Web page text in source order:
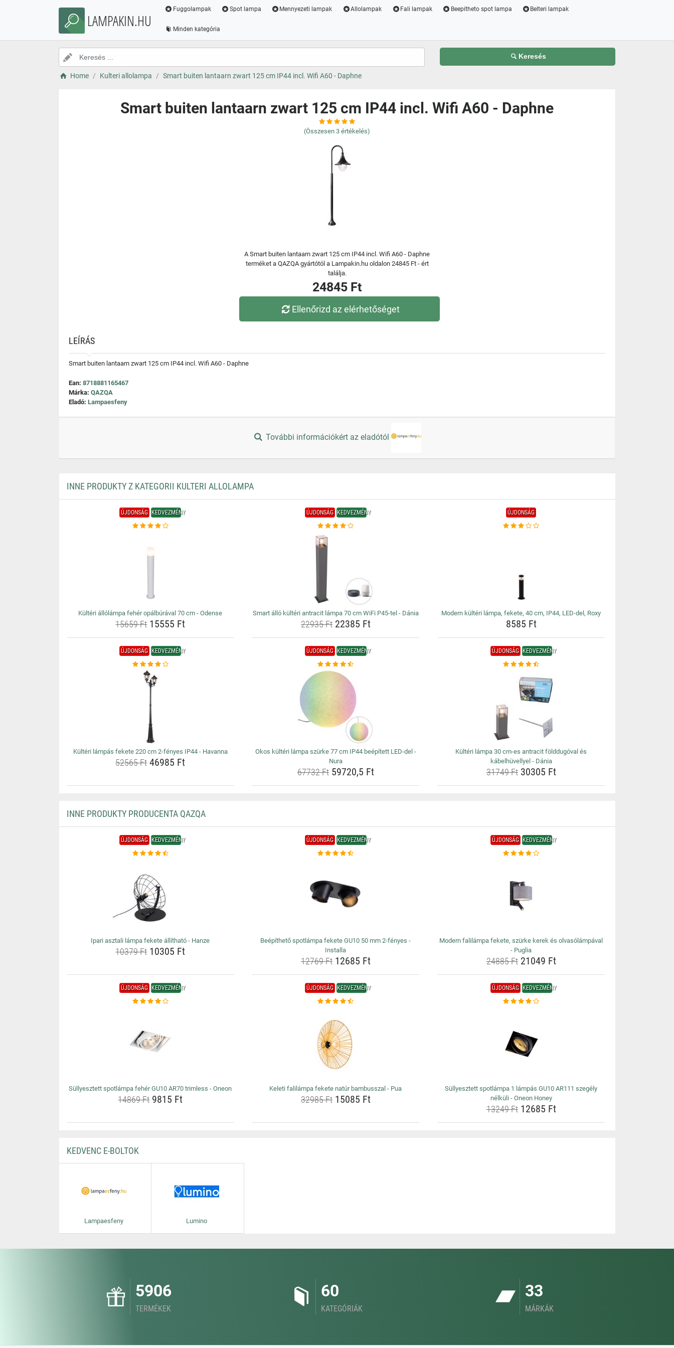
LAMPAKIN.HU
Fuggolampak Spot lampa Mennyezeti lampak Allolampak Fali lampak Beepitheto spot lampa Belteri lampak
Minden kategória
Keresés
Home Kulteri allolampa Smart buiten lantaarn zwart 125 cm IP44 incl. Wifi A60 - Daphne
Smart buiten lantaarn zwart 125 cm IP44 incl. Wifi A60 - Daphne
(Összesen 3 értékelés)
A Smart buiten lantaarn zwart 125 cm IP44 incl. Wifi A60 - Daphne
terméket a QAZQA gyártótól a Lampakin.hu oldalon 24845 Ft - ért
találja.
24845 Ft
Ellenőrizd az elérhetőséget
LEÍRÁS
Smart buiten lantaarn zwart 125 cm IP44 incl. Wifi A60 - Daphne
Ean: 8718881165467
Márka: QAZQA
Eladó: Lampaesfeny
További információkért az eladótól
INNE PRODUKTY Z KATEGORII KULTERI ALLOLAMPA
ÚJDONSÁG KEDVEZMÉNY
Kültéri állólámpa fehér opálbúrával 70 cm - Odense
15659 Ft15555 Ft
ÚJDONSÁG KEDVEZMÉNY
Smart álló kültéri antracit lámpa 70 cm WiFi P45-tel - Dánia
22935 Ft22385 Ft
ÚJDONSÁG
Modern kültéri lámpa, fekete, 40 cm, IP44, LED-del, Roxy
8585 Ft
ÚJDONSÁG KEDVEZMÉNY
Kültéri lámpás fekete 220 cm 2-fényes IP44 - Havanna
52565 Ft46985 Ft
ÚJDONSÁG KEDVEZMÉNY
Okos kültéri lámpa szürke 77 cm IP44 beépített LED-del -
Nura
67732 Ft59720,5 Ft
ÚJDONSÁG KEDVEZMÉNY
Kültéri lámpa 30 cm-es antracit földdugóval és
kábelhüvellyel - Dánia
31749 Ft30305 Ft
INNE PRODUKTY PRODUCENTA QAZQA
ÚJDONSÁG KEDVEZMÉNY
Ipari asztali lámpa fekete állítható - Hanze
10379 Ft10305 Ft
ÚJDONSÁG KEDVEZMÉNY
Beépíthető spotlámpa fekete GU10 50 mm 2-fényes -
Installa
12769 Ft12685 Ft
ÚJDONSÁG KEDVEZMÉNY
Modern falilámpa fekete, szürke kerek és olvasólámpával
- Puglia
24885 Ft21049 Ft
ÚJDONSÁG KEDVEZMÉNY
Süllyesztett spotlámpa fehér GU10 AR70 trimless - Oneon
14869 Ft9815 Ft
ÚJDONSÁG KEDVEZMÉNY
Keleti falilámpa fekete natúr bambusszal - Pua
32985 Ft15085 Ft
ÚJDONSÁG KEDVEZMÉNY
Süllyesztett spotlámpa 1 lámpás GU10 AR111 szegély
nélküli - Oneon Honey
13249 Ft12685 Ft
KEDVENC E-BOLTOK
Lampaesfeny Lumino
5906
TERMÉKEK
60
KATEGÓRIÁK
33
MÁRKÁK